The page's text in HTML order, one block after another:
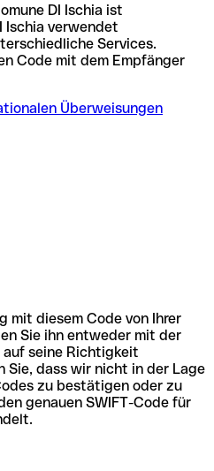
DI Ischia ist
Ischia verwendet
Services.
Code mit dem Empfänger
Überweisungen
mit diesem Code von Ihrer
Sie ihn entweder mit der
auf seine Richtigkeit
dass wir nicht in der Lage
zu bestätigen oder zu
genauen SWIFT-Code für